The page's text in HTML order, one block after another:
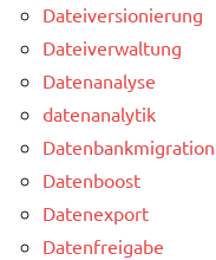
Dateiversionierung
Dateiverwaltung
Datenanalyse
datenanalytik
Datenbankmigration
Datenboost
Datenexport
Datenfreigabe